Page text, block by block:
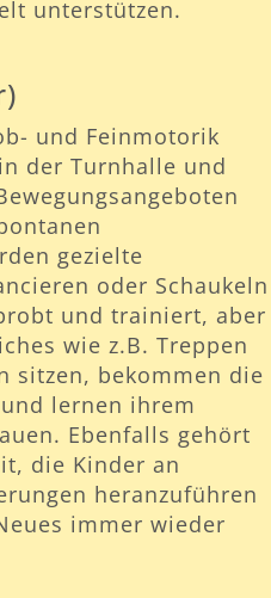
unterstützen.
und Feinmotorik
der Turnhalle und
gezielte
oder Schaukeln
und trainiert, aber
wie z.B. Treppen
sitzen, bekommen die
lernen ihrem
Ebenfalls gehört
die Kinder an
heranzuführen
immer wieder